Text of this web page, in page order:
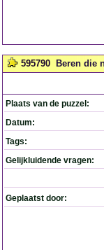
595790 Beren die
Plaats van de puzzel:
Datum:
Tags:
Gelijkluidende vragen:
Geplaatst door: